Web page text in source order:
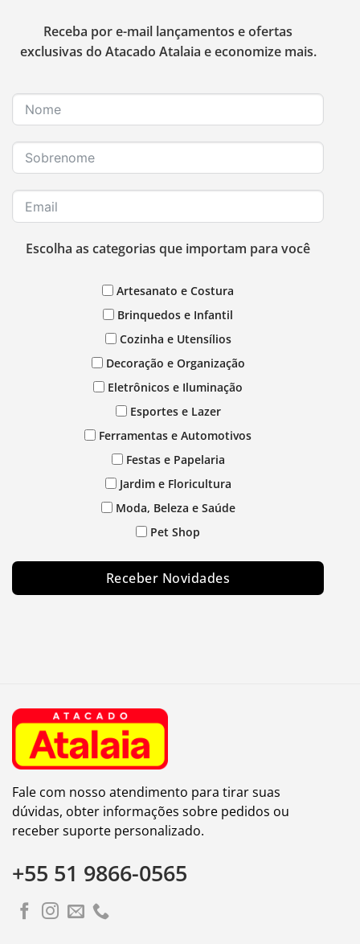
Receba por e-mail lançamentos e ofertas
exclusivas do Atacado Atalaia e economize mais.
Escolha as categorias que importam para você
Artesanato e Costura
Brinquedos e Infantil
Cozinha e Utensílios
Decoração e Organização
Eletrônicos e Iluminação
Esportes e Lazer
Ferramentas e Automotivos
Festas e Papelaria
Jardim e Floricultura
Moda, Beleza e Saúde
Pet Shop
Receber Novidades
Fale com nosso atendimento para tirar suas
dúvidas, obter informações sobre pedidos ou
receber suporte personalizado.
+55 51 9866-0565